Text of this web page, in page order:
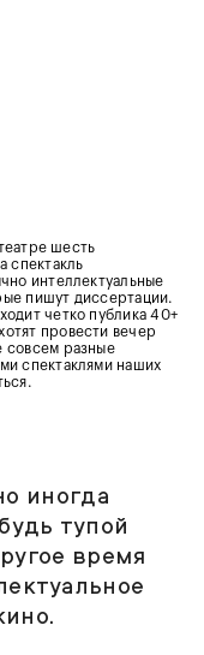
шесть
спектакль
интеллектуальные
пишут диссертации.
четко публика 40+
провести вечер
совсем разные
спектаклями наших
иногда
тупой
время